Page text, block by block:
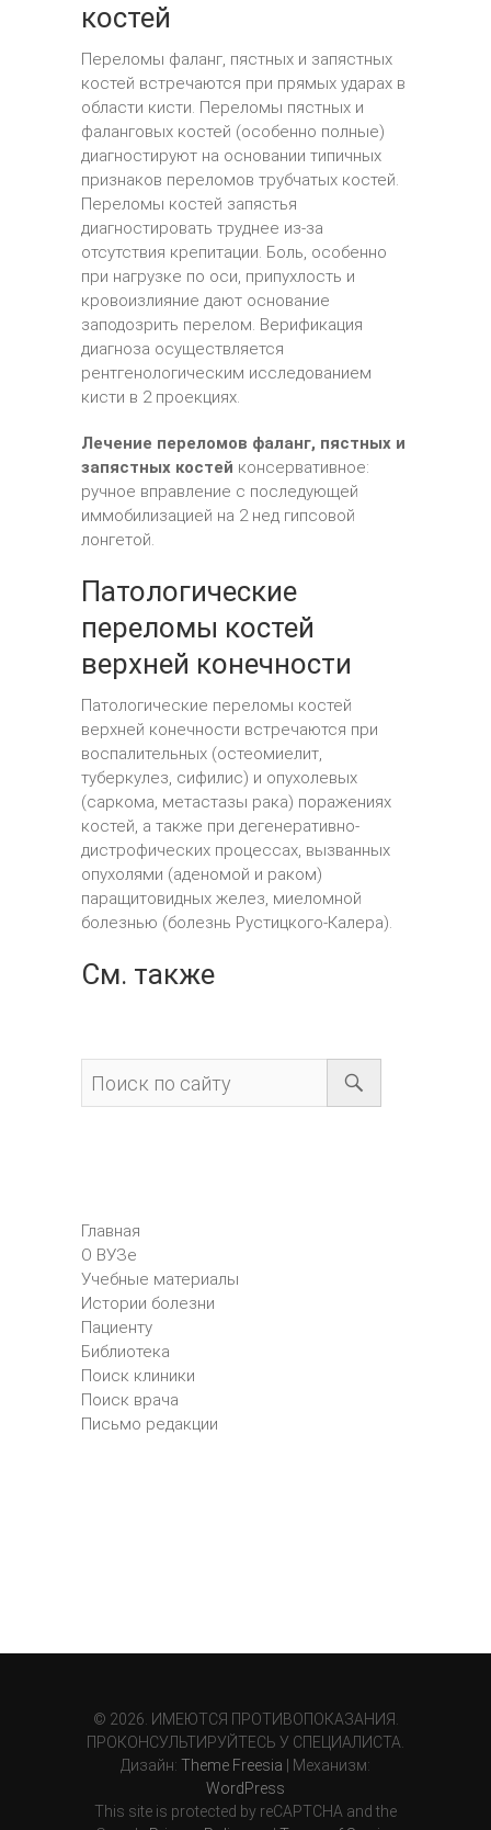
костей
Переломы фаланг, пястных и запястных
костей встречаются при прямых ударах в
области кисти. Переломы пястных и
фаланговых костей (особенно полные)
диагностируют на основании типичных
признаков переломов трубчатых костей.
Переломы костей запястья
диагностировать труднее из-за
отсутствия крепитации. Боль, особенно
при нагрузке по оси, припухлость и
кровоизлияние дают основание
заподозрить перелом. Верификация
диагноза осуществляется
рентгенологическим исследованием
кисти в 2 проекциях.
Лечение переломов фаланг, пястных и
запястных костей консервативное:
ручное вправление с последующей
иммобилизацией на 2 нед гипсовой
лонгетой.
Патологические
переломы костей
верхней конечности
Патологические переломы костей
верхней конечности встречаются при
воспалительных (остеомиелит,
туберкулез, сифилис) и опухолевых
(саркома, метастазы рака) поражениях
костей, а также при дегенеративно-
дистрофических процессах, вызванных
опухолями (аденомой и раком)
паращитовидных желез, миеломной
болезнью (болезнь Рустицкого-Калера).
См. также
Главная
О ВУЗе
Учебные материалы
Истории болезни
Пациенту
Библиотека
Поиск клиники
Поиск врача
Письмо редакции
© 2026. ИМЕЮТСЯ ПРОТИВОПОКАЗАНИЯ.
ПРОКОНСУЛЬТИРУЙТЕСЬ У СПЕЦИАЛИСТА.
Дизайн: Theme Freesia | Механизм:
WordPress
This site is protected by reCAPTCHA and the